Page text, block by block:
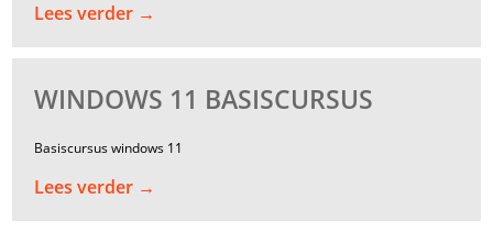
Lees verder →
WINDOWS 11 BASISCURSUS
Basiscursus windows 11
Lees verder →